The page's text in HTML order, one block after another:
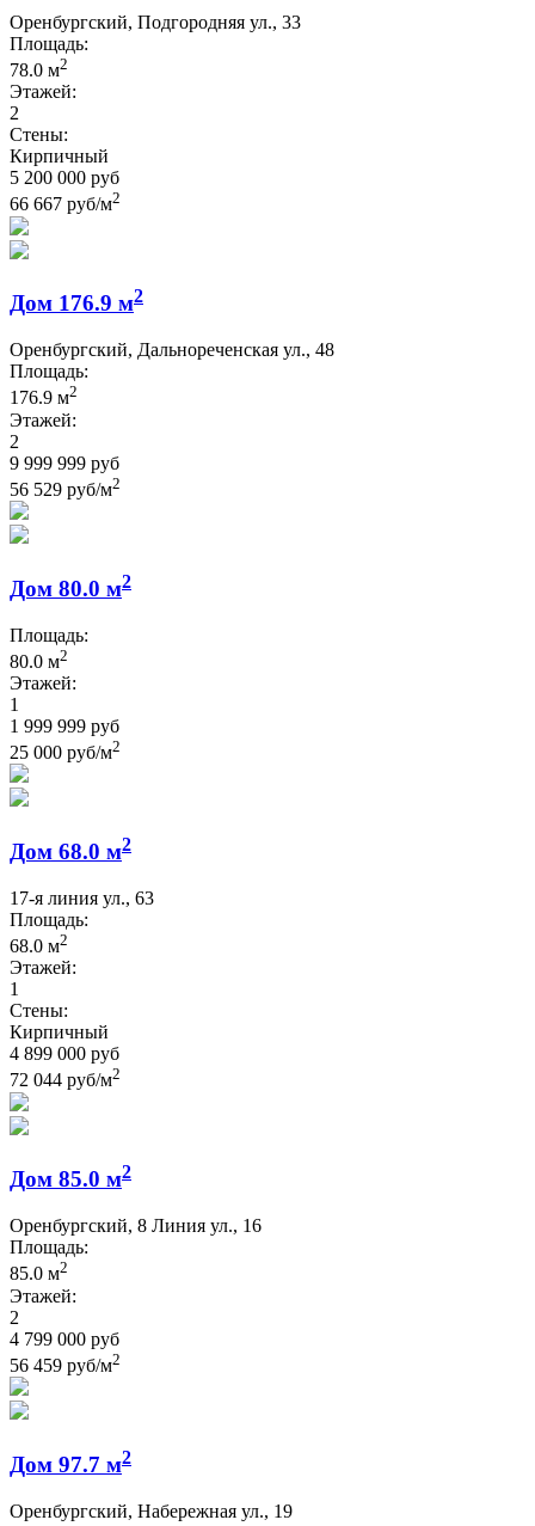
Оренбургский, Подгородняя ул., 33
Площадь:
78.0 м2
Этажей:
2
Стены:
Кирпичный
5 200 000 руб
66 667 руб/м2
Дом 176.9 м2
Оренбургский, Дальнореченская ул., 48
Площадь:
176.9 м2
Этажей:
2
9 999 999 руб
56 529 руб/м2
Дом 80.0 м2
Площадь:
80.0 м2
Этажей:
1
1 999 999 руб
25 000 руб/м2
Дом 68.0 м2
17-я линия ул., 63
Площадь:
68.0 м2
Этажей:
1
Стены:
Кирпичный
4 899 000 руб
72 044 руб/м2
Дом 85.0 м2
Оренбургский, 8 Линия ул., 16
Площадь:
85.0 м2
Этажей:
2
4 799 000 руб
56 459 руб/м2
Дом 97.7 м2
Оренбургский, Набережная ул., 19